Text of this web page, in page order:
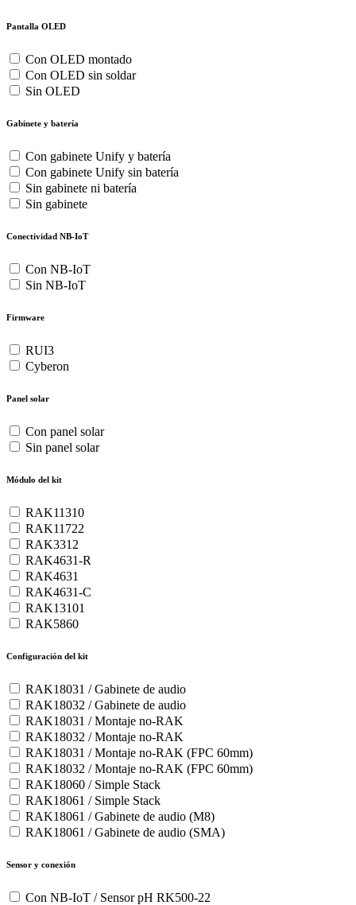
Pantalla OLED
Con OLED montado
Con OLED sin soldar
Sin OLED
Gabinete y batería
Con gabinete Unify y batería
Con gabinete Unify sin batería
Sin gabinete ni batería
Sin gabinete
Conectividad NB-IoT
Con NB-IoT
Sin NB-IoT
Firmware
RUI3
Cyberon
Panel solar
Con panel solar
Sin panel solar
Módulo del kit
RAK11310
RAK11722
RAK3312
RAK4631-R
RAK4631
RAK4631-C
RAK13101
RAK5860
Configuración del kit
RAK18031 / Gabinete de audio
RAK18032 / Gabinete de audio
RAK18031 / Montaje no-RAK
RAK18032 / Montaje no-RAK
RAK18031 / Montaje no-RAK (FPC 60mm)
RAK18032 / Montaje no-RAK (FPC 60mm)
RAK18060 / Simple Stack
RAK18061 / Simple Stack
RAK18061 / Gabinete de audio (M8)
RAK18061 / Gabinete de audio (SMA)
Sensor y conexión
Con NB-IoT / Sensor pH RK500-22